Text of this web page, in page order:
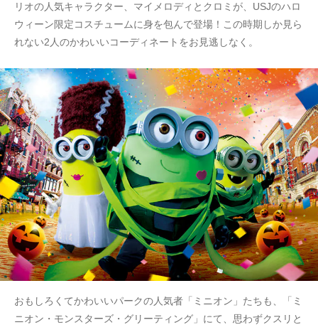
リオの人気キャラクター、マイメロディとクロミが、USJのハロ
ウィーン限定コスチュームに身を包んで登場！この時期しか見ら
れない2人のかわいいコーディネートをお見逃しなく。
おもしろくてかわいいパークの人気者「ミニオン」たちも、「ミ
ニオン・モンスターズ・グリーティング」にて、思わずクスリと